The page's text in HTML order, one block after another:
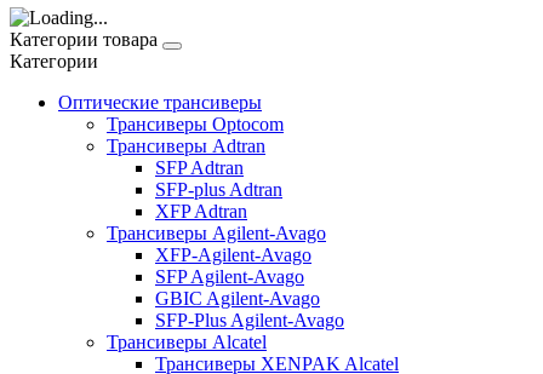
Категории товара
Категории
Оптические трансиверы
Трансиверы Optocom
Трансиверы Adtran
SFP Adtran
SFP-plus Adtran
XFP Adtran
Трансиверы Agilent-Avago
XFP-Agilent-Avago
SFP Agilent-Avago
GBIC Agilent-Avago
SFP-Plus Agilent-Avago
Трансиверы Alcatel
Трансиверы XENPAK Alcatel